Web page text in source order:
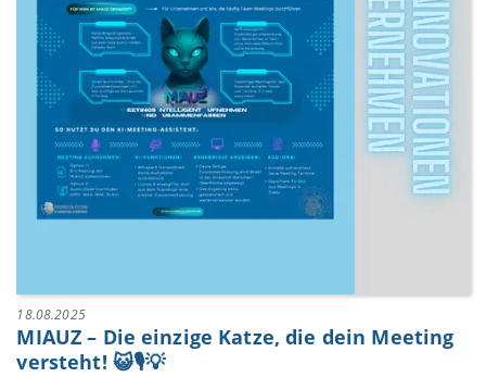
18.08.2025
MIAUZ – Die einzige Katze, die dein Meeting
versteht! 😺🎙️💡